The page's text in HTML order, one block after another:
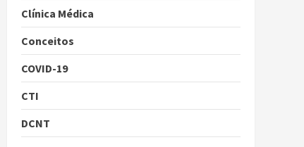
Clínica Médica
Conceitos
COVID-19
CTI
DCNT